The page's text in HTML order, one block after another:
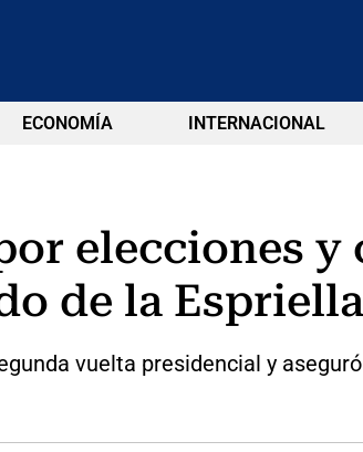
ECONOMÍA INTERNACIONAL
elecciones
de la Espriella
vuelta presidencial y